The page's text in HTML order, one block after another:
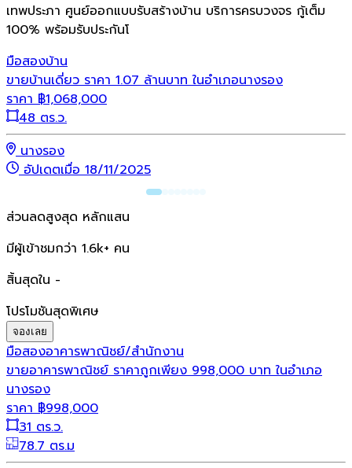
เทพประภา ศูนย์ออกแบบรับสร้างบ้าน บริการครบวงจร กู้เต็ม
100% พร้อมรับประกันโ
มือสองบ้าน
ขายบ้านเดี่ยว ราคา 1.07 ล้านบาท ในอำเภอนางรอง
ราคา ฿1,068,000
48 ตร.ว.
นางรอง
อัปเดตเมื่อ 18/11/2025
ส่วนลดสูงสุด หลักแสน
มีผู้เข้าชมกว่า 1.6k+ คน
สิ้นสุดใน -
โปรโมชันสุดพิเศษ
จองเลย
มือสองอาคารพาณิชย์/สำนักงาน
ขายอาคารพาณิชย์ ราคาถูกเพียง 998,000 บาท ในอำเภอ
นางรอง
ราคา ฿998,000
31 ตร.ว.
78.7 ตร.ม